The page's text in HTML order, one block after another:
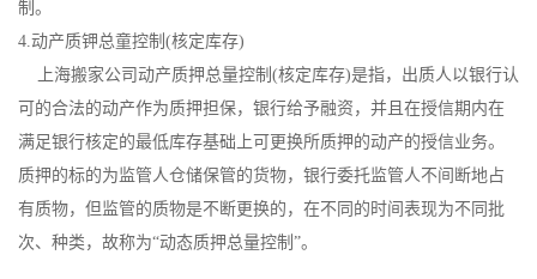
制。
4.动产质钾总童控制(核定库存)
上海搬家公司动产质押总量控制(核定库存)是指，出质人以银行认
可的合法的动产作为质押担保，银行给予融资，并且在授信期内在
满足银行核定的最低库存基础上可更换所质押的动产的授信业务。
质押的标的为监管人仓储保管的货物，银行委托监管人不间断地占
有质物，但监管的质物是不断更换的，在不同的时间表现为不同批
次、种类，故称为“动态质押总量控制”。